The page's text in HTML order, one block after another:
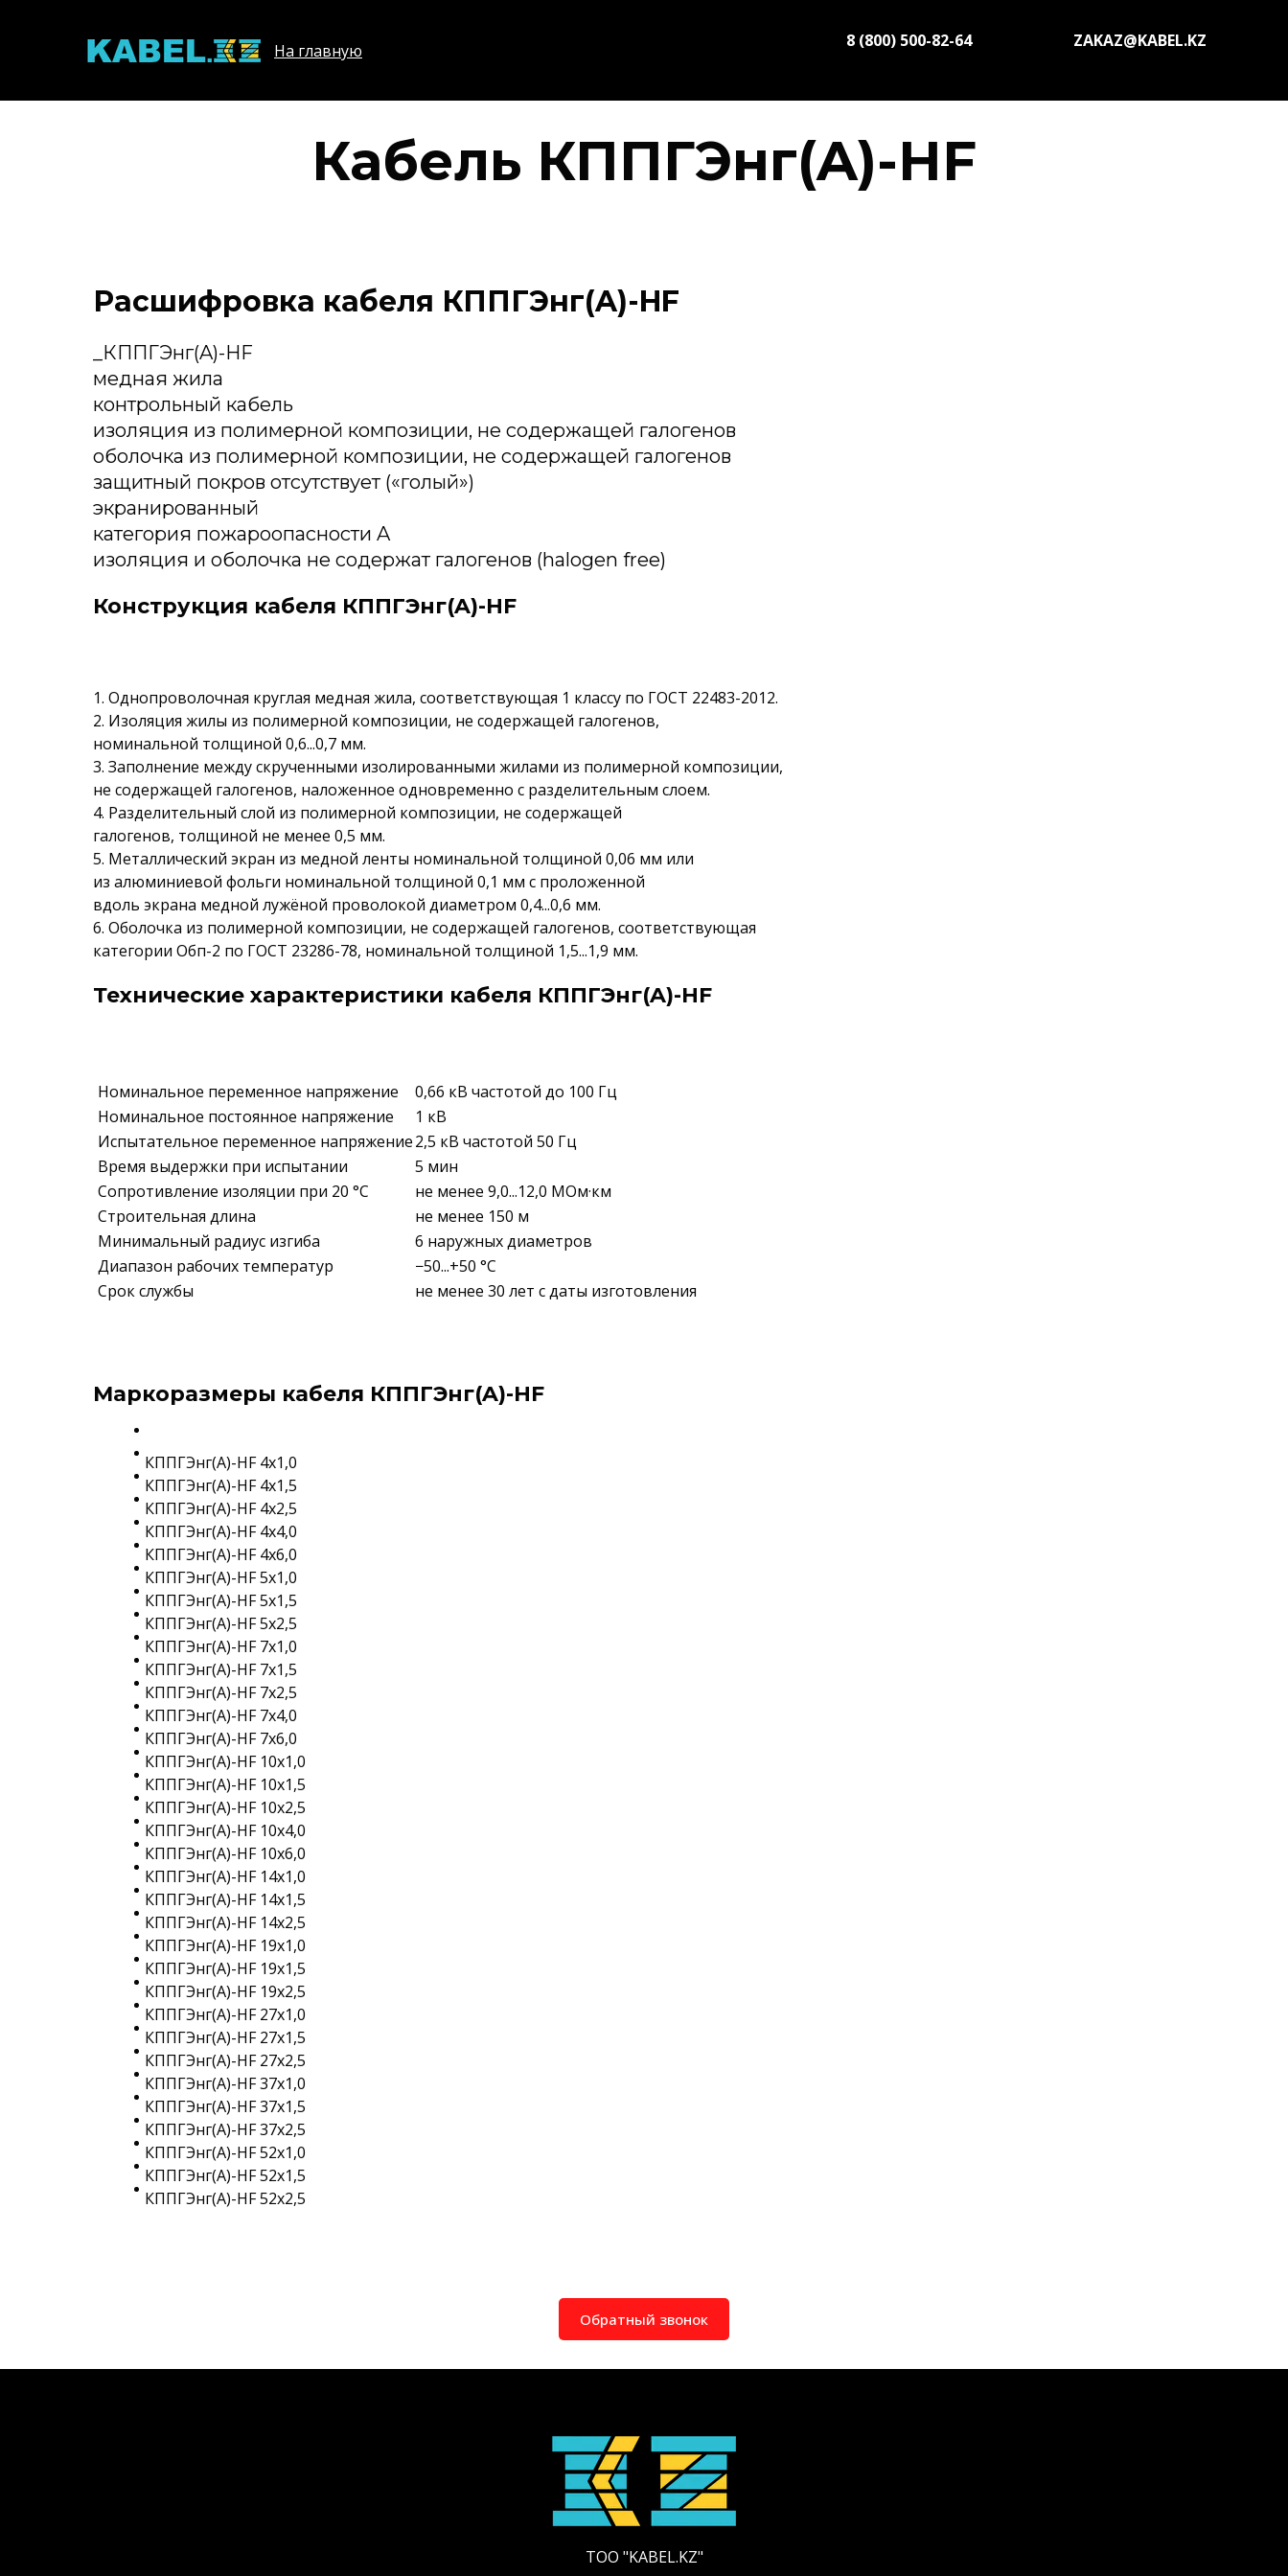
На главную 8 (800) 500-82-64 ZAKAZ@KABEL.KZ
Кабель КППГЭнг(A)-HF
Расшифровка кабеля КППГЭнг(A)-HF
_КППГЭнг(A)-HF
медная жила
контрольный кабель
изоляция из полимерной композиции, не содержащей галогенов
оболочка из полимерной композиции, не содержащей галогенов
защитный покров отсутствует («голый»)
экранированный
категория пожароопасности A
изоляция и оболочка не содержат галогенов (halogen free)
Конструкция кабеля КППГЭнг(A)-HF
1. Однопроволочная круглая медная жила, соответствующая 1 классу по ГОСТ 22483-2012.
2. Изоляция жилы из полимерной композиции, не содержащей галогенов,
номинальной толщиной 0,6...0,7 мм.
3. Заполнение между скрученными изолированными жилами из полимерной композиции,
не содержащей галогенов, наложенное одновременно с разделительным слоем.
4. Разделительный слой из полимерной композиции, не содержащей
галогенов, толщиной не менее 0,5 мм.
5. Металлический экран из медной ленты номинальной толщиной 0,06 мм или
из алюминиевой фольги номинальной толщиной 0,1 мм с проложенной
вдоль экрана медной лужёной проволокой диаметром 0,4...0,6 мм.
6. Оболочка из полимерной композиции, не содержащей галогенов, соответствующая
категории Обп-2 по ГОСТ 23286-78, номинальной толщиной 1,5...1,9 мм.
Технические характеристики кабеля КППГЭнг(A)-HF
Номинальное переменное напряжение
0,66 кВ частотой до 100 Гц
Номинальное постоянное напряжение
1 кВ
Испытательное переменное напряжение2,5 кВ частотой 50 Гц
Время выдержки при испытании
5 мин
Сопротивление изоляции при 20 °С
не менее 9,0...12,0 МОм·км
Строительная длина
не менее 150 м
Минимальный радиус изгиба
6 наружных диаметров
Диапазон рабочих температур
−50...+50 °C
Срок службы
не менее 30 лет с даты изготовления
Маркоразмеры кабеля КППГЭнг(A)-HF
КППГЭнг(A)-HF 4х1,0
КППГЭнг(A)-HF 4х1,5
КППГЭнг(A)-HF 4х2,5
КППГЭнг(A)-HF 4х4,0
КППГЭнг(A)-HF 4х6,0
КППГЭнг(A)-HF 5х1,0
КППГЭнг(A)-HF 5х1,5
КППГЭнг(A)-HF 5х2,5
КППГЭнг(A)-HF 7х1,0
КППГЭнг(A)-HF 7х1,5
КППГЭнг(A)-HF 7х2,5
КППГЭнг(A)-HF 7х4,0
КППГЭнг(A)-HF 7х6,0
КППГЭнг(A)-HF 10х1,0
КППГЭнг(A)-HF 10х1,5
КППГЭнг(A)-HF 10х2,5
КППГЭнг(A)-HF 10х4,0
КППГЭнг(A)-HF 10х6,0
КППГЭнг(A)-HF 14х1,0
КППГЭнг(A)-HF 14х1,5
КППГЭнг(A)-HF 14х2,5
КППГЭнг(A)-HF 19х1,0
КППГЭнг(A)-HF 19х1,5
КППГЭнг(A)-HF 19х2,5
КППГЭнг(A)-HF 27х1,0
КППГЭнг(A)-HF 27х1,5
КППГЭнг(A)-HF 27х2,5
КППГЭнг(A)-HF 37х1,0
КППГЭнг(A)-HF 37х1,5
КППГЭнг(A)-HF 37х2,5
КППГЭнг(A)-HF 52х1,0
КППГЭнг(A)-HF 52х1,5
КППГЭнг(A)-HF 52х2,5
Обратный звонок
ТОО "KABEL.KZ"